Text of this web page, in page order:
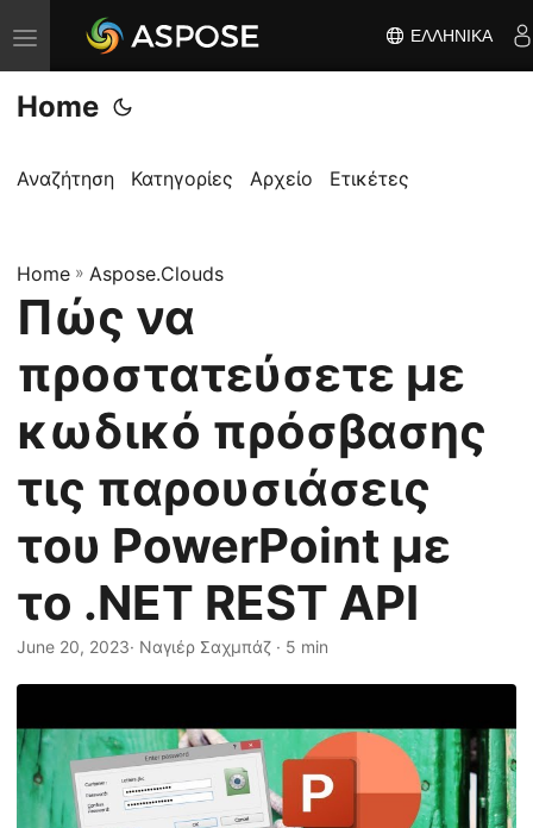
Ε
ν
α
λ
ή
π
λ
ο
γ
η
σ
η
ΕΛΛΗΝΙΚΆ
Home
Αναζήτηση Κατηγορίες Αρχείο Ετικέτες
Home » Aspose.Clouds
Πώς να
προστατεύσετε με
κωδικό πρόσβασης
τις παρουσιάσεις
του PowerPoint με
το .NET REST API
June 20, 2023· Ναγιέρ Σαχμπάζ · 5 min